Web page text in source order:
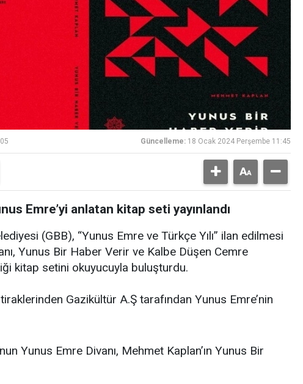
Güncelleme: 18 Ocak 2024 Perşembe 11:45
Emre’yi anlatan kitap seti yayınlandı
(GBB), “Yunus Emre ve Türkçe Yılı” ilan edilmesi
Yunus Bir Haber Verir ve Kalbe Düşen Cemre
kitap setini okuyucuyla buluşturdu.
Gazikültür A.Ş tarafından Yunus Emre’nin
Yunus Emre Divanı, Mehmet Kaplan’ın Yunus Bir